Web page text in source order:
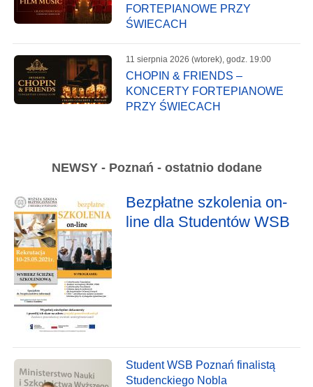
FORTEPIANOWE PRZY
ŚWIECACH
11 sierpnia 2026 (wtorek), godz. 19:00
CHOPIN & FRIENDS –
KONCERTY FORTEPIANOWE
PRZY ŚWIECACH
NEWSY - Poznań - ostatnio dodane
Bezpłatne szkolenia on-
line dla Studentów WSB
Student WSB Poznań finalistą
Studenckiego Nobla